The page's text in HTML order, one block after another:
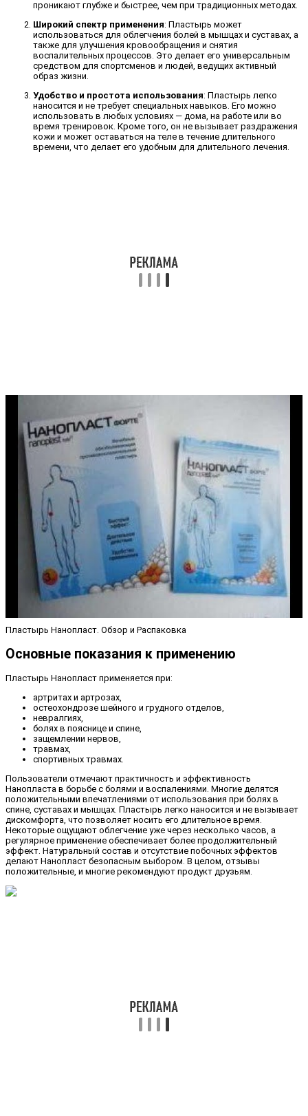
проникают глубже и быстрее, чем при традиционных методах.
Широкий спектр применения: Пластырь может
использоваться для облегчения болей в мышцах и суставах, а
также для улучшения кровообращения и снятия
воспалительных процессов. Это делает его универсальным
средством для спортсменов и людей, ведущих активный
образ жизни.
Удобство и простота использования: Пластырь легко
наносится и не требует специальных навыков. Его можно
использовать в любых условиях — дома, на работе или во
время тренировок. Кроме того, он не вызывает раздражения
кожи и может оставаться на теле в течение длительного
времени, что делает его удобным для длительного лечения.
Пластырь Нанопласт. Обзор и Распаковка
Основные показания к применению
Пластырь Нанопласт применяется при:
артритах и артрозах,
остеохондрозе шейного и грудного отделов,
невралгиях,
болях в пояснице и спине,
защемлении нервов,
травмах,
спортивных травмах.
Пользователи отмечают практичность и эффективность
Нанопласта в борьбе с болями и воспалениями. Многие делятся
положительными впечатлениями от использования при болях в
спине, суставах и мышцах. Пластырь легко наносится и не вызывает
дискомфорта, что позволяет носить его длительное время.
Некоторые ощущают облегчение уже через несколько часов, а
регулярное применение обеспечивает более продолжительный
эффект. Натуральный состав и отсутствие побочных эффектов
делают Нанопласт безопасным выбором. В целом, отзывы
положительные, и многие рекомендуют продукт друзьям.